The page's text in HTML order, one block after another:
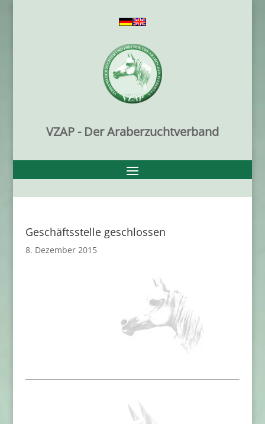
VZAP - Der Araberzuchtverband
Geschäftsstelle geschlossen
8. Dezember 2015